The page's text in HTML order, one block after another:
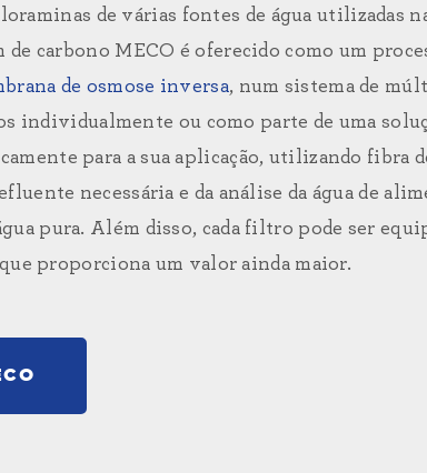
de várias fontes de água utilizadas
carbono MECO é oferecido como um
de osmose inversa, num sistema de
individualmente ou como parte de uma
para a sua aplicação, utilizando fibra
necessária e da análise da água de
pura. Além disso, cada filtro pode ser
proporciona um valor ainda maior.